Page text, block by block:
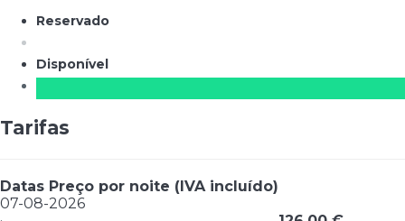
Reservado
Disponível
Tarifas
Datas Preço por noite (IVA incluído)
07-08-2026